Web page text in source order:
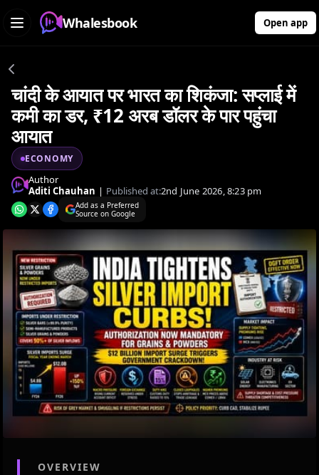
Whalesbook Open app
चांदी के आयात पर भारत का शिकंजा: सप्लाई में
कमी का डर, ₹12 अरब डॉलर के पार पहुंचा
आयात
ECONOMY
Author
Aditi Chauhan | Published at:2nd June 2026, 8:23 pm
Add as a Preferred
Source on Google
OVERVIEW